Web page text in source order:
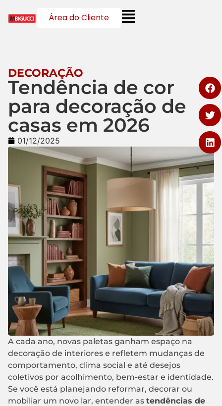
Área do Cliente
DECORAÇÃO
Tendência de cor
para decoração de
casas em 2026
01/12/2025
A cada ano, novas paletas ganham espaço na
decoração de interiores e refletem mudanças de
comportamento, clima social e até desejos
coletivos por acolhimento, bem-estar e identidade.
Se você está planejando reformar, decorar ou
mobiliar um novo lar, entender as tendências de